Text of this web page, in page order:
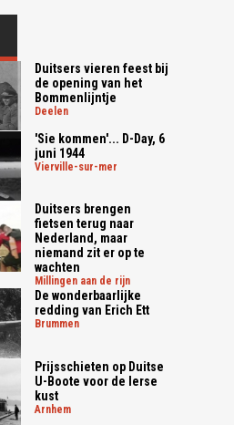
Duitsers vieren feest bij
de opening van het
Bommenlijntje
deelen
'Sie kommen'... D-Day, 6
juni 1944
vierville-sur-mer
Duitsers brengen
fietsen terug naar
Nederland, maar
niemand zit er op te
wachten
millingen aan de rijn
De wonderbaarlijke
redding van Erich Ett
brummen
Prijsschieten op Duitse
U-Boote voor de Ierse
kust
arnhem